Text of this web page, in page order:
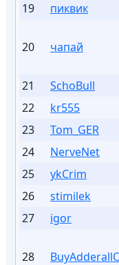
19
пиквик
20 чапай
21 SchoBull
22
kr555
23
Tom_GER
24
NerveNet
25
ykCrim
26
stimilek
27
igor
28